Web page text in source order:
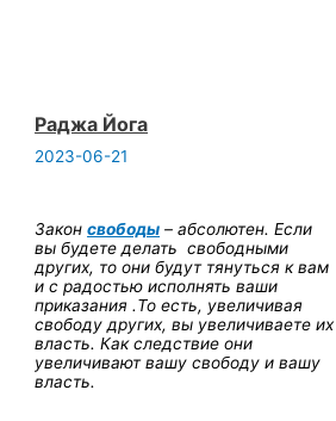
Раджа Йога
2023-06-21
Законсвободы – абсолютен. Если
вы будете делать свободными
других, то они будут тянуться к вам
и с радостью исполнять ваши
приказания .То есть, увеличивая
свободу других, вы увеличиваете их
власть. Как следствие они
увеличивают вашу свободу и вашу
власть.